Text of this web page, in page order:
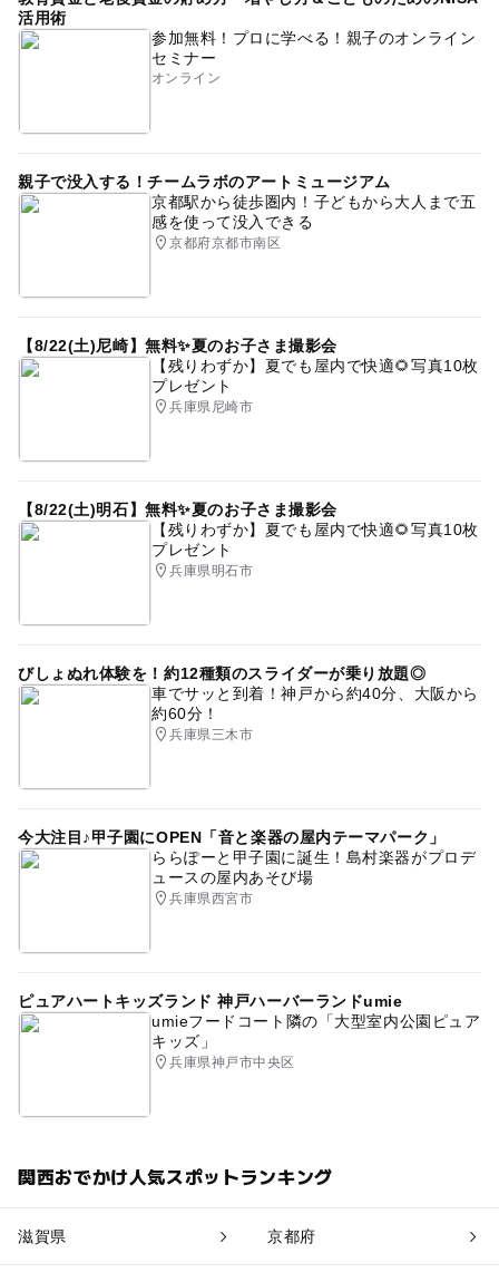
活用術
参加無料！プロに学べる！親子のオンライン
セミナー
オンライン
親子で没入する！チームラボのアートミュージアム
京都駅から徒歩圏内！子どもから大人まで五
感を使って没入できる
京都府京都市南区
【8/22(土)尼崎】無料✨夏のお子さま撮影会
【残りわずか】夏でも屋内で快適🌻写真10枚
プレゼント
兵庫県尼崎市
【8/22(土)明石】無料✨夏のお子さま撮影会
【残りわずか】夏でも屋内で快適🌻写真10枚
プレゼント
兵庫県明石市
びしょぬれ体験を！約12種類のスライダーが乗り放題◎
車でサッと到着！神戸から約40分、大阪から
約60分！
兵庫県三木市
今大注目♪甲子園にOPEN「音と楽器の屋内テーマパーク」
ららぽーと甲子園に誕生！島村楽器がプロデ
ュースの屋内あそび場
兵庫県西宮市
ピュアハートキッズランド 神戸ハーバーランドumie
umieフードコート隣の「大型室内公園ピュア
キッズ」
兵庫県神戸市中央区
関西おでかけ人気スポットランキング
滋賀県 京都府